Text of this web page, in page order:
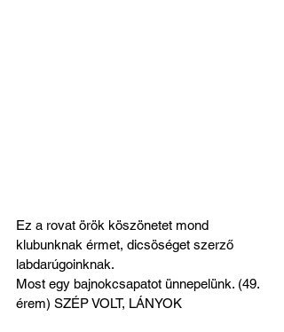
Ez a rovat örök köszönetet mond
klubunknak érmet, dicsöséget szerző
labdarúgoinknak.
Most egy bajnokcsapatot ünnepelünk. (49.
érem) SZÉP VOLT, LÁNYOK